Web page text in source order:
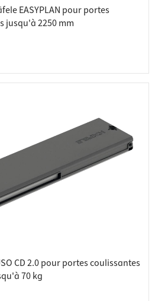
EASYPLAN pour portes
jusqu'à 2250 mm
CD 2.0 pour portes coulissantes
70 kg